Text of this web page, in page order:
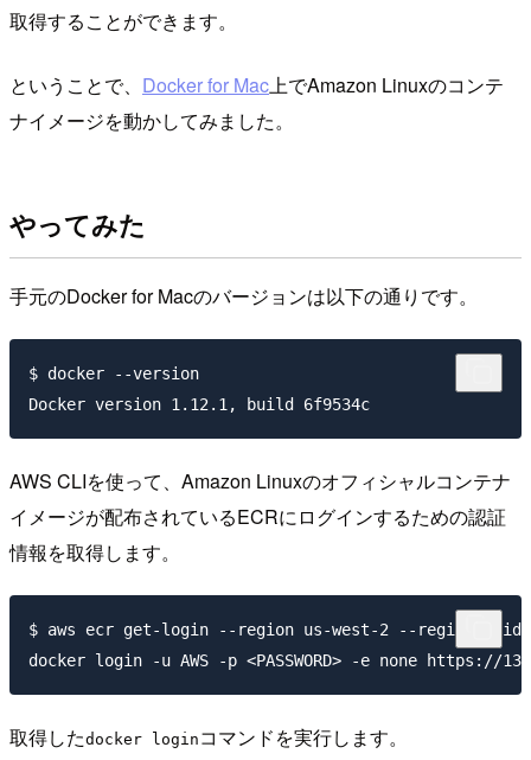
取得することができます。
ということで、 Docker for Mac 上でAmazon Linuxのコンテ
ナイメージを動かしてみました。
やってみた
手元のDocker for Macのバージョンは以下の通りです。
$ docker --version
AWS CLIを使って、Amazon Linuxのオフィシャルコンテナ
イメージが配布されているECRにログインするための認証
情報を取得します。
$ aws ecr get-login --region us-west-2 --registry-ids
取得したdocker login コマンドを実行します。